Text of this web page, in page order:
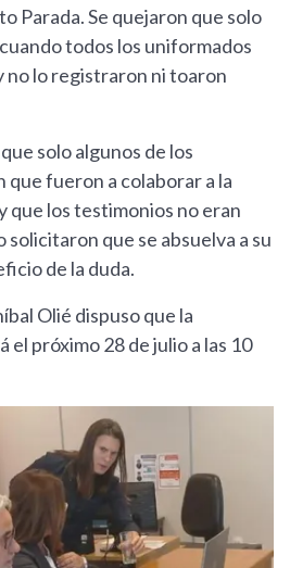
Parada. Se quejaron que solo
todos los uniformados
no lo registraron ni toaron
solo algunos de los
fueron a colaborar a la
que los testimonios no eran
que se absuelva a su
de la duda.
Olié dispuso que la
el próximo 28 de julio a las 10